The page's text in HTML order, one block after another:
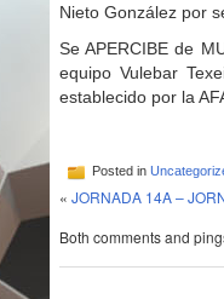
Nieto González por
Se APERCIBE de
equipo Vulebar
establecido por la
Posted in
« JORNADA 14A –
Both comments and